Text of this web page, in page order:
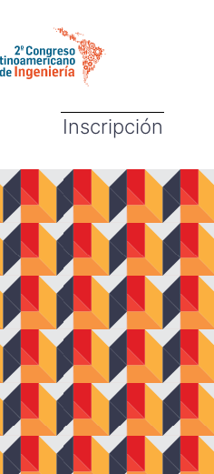
Inscripción